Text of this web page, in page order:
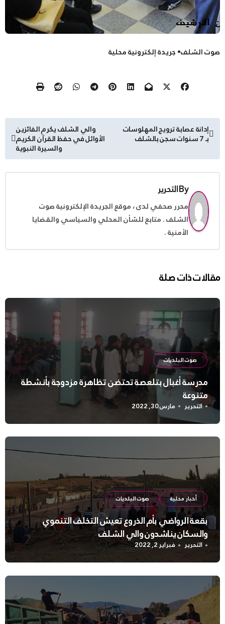
صوت الشلف• جريدة إلكترونية محلية
تصفّح
المقالات
إدانة عصابة ترويج المهلوسات
بـ 7 سنوات سجن بالشلف
والي الشلف يكرم الفائزين
الأوائل في حفظ القرآن الكريم
والسيرة النبوية
Byالتحرير
محرر صحفي لدى ، موقع الجريدة الإلكترونية صوت
الشلف . متابع للشأن المحلي والسياسي والقضايا
الأمنية .
مقالات ذات صلة
صوت البلديات
مدرسة أغبال بتلعصة تحتضن تظاهرة مزدوجة بأنشطة
متنوعة
التحرير مارس 30, 2022
أخبار محلية صوت البلديات
بقعة الرواضي بأم الذروع تعيش التخلف التنموي
والسكان يناشدون والي الشلف
التحرير فبراير 2, 2022